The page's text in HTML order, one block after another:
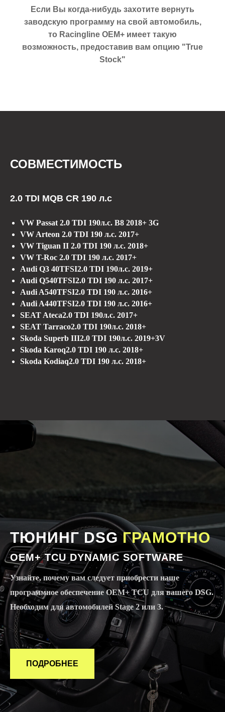
Если Вы когда-нибудь захотите вернуть
заводскую программу на свой автомобиль,
то Racingline OEM+ имеет такую
возможность, предоставив вам опцию "True
Stock"
СОВМЕСТИМОСТЬ
2.0 TDI MQB CR 190 л.с
VW Passat 2.0 TDI 190л.с. B8 2018+ 3G
VW Arteon 2.0 TDI 190 л.с. 2017+
VW Tiguan II 2.0 TDI 190 л.с. 2018+
VW T-Roc 2.0 TDI 190 л.с. 2017+
Audi Q3 40TFSI2.0 TDI 190л.с. 2019+
Audi Q540TFSI2.0 TDI 190 л.с. 2017+
Audi A540TFSI2.0 TDI 190 л.с. 2016+
Audi A440TFSI2.0 TDI 190 л.с. 2016+
SEAT Ateca2.0 TDI 190л.с. 2017+
SEAT Tarraco2.0 TDI 190л.с. 2018+
Skoda Superb III2.0 TDI 190л.с. 2019+3V
Skoda Karoq2.0 TDI 190 л.с. 2018+
Skoda Kodiaq2.0 TDI 190 л.с. 2018+
ТЮНИНГ DSGГРАМОТНО
OEM+ TCU DYNAMIC SOFTWARE
Узнайте, почему вам следует приобрести наше
программное обеспечение OEM+ TCU для вашего DSG.
Необходим для автомобилей Stage 2 или 3.
ПОДРОБНЕЕ